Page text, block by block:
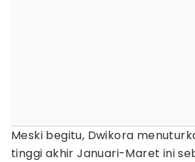
Meski begitu, Dwikora
tinggi akhir Januari-Maret ini